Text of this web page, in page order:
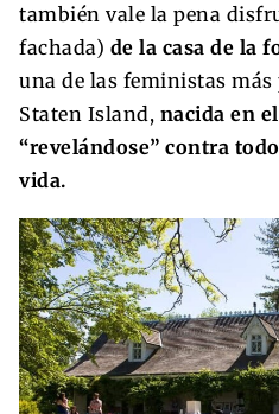
también vale la pena
fachada) de la casa de la
una de las feministas
Staten Island, nacida en
“revelándose” contra
vida.